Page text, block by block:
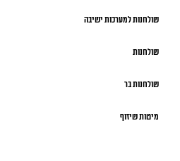
שולחנות למערכות ישיבה
שולחנות
שולחנות בר
מיטות שיזוף